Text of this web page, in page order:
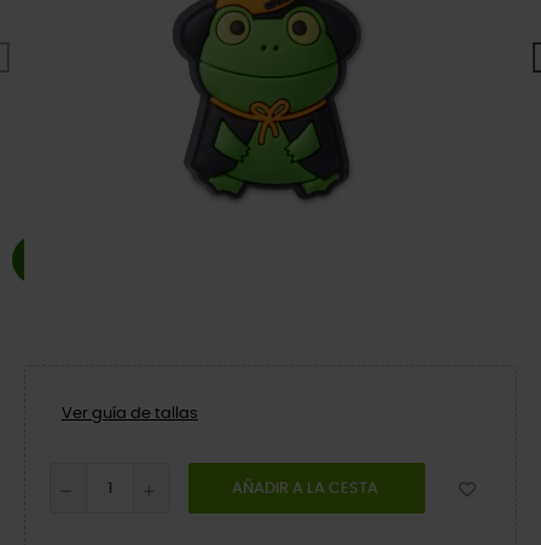
Ver guía de tallas
AÑADIR A LA CESTA